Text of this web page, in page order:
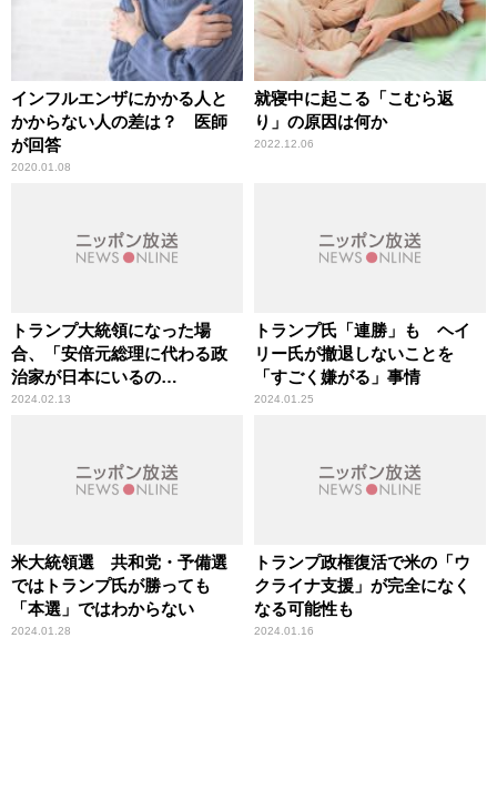
インフルエンザにかかる人と
かからない人の差は？ 医師
が回答
2020.01.08
就寝中に起こる「こむら返
り」の原因は何か
2022.12.06
トランプ大統領になった場
合、「安倍元総理に代わる政
治家が日本にいるの
か……」 石原宏高議員が
2024.02.13
トランプ氏「連勝」も ヘイ
リー氏が撤退しないことを
「すごく嫌がる」事情
2024.01.25
米大統領選 共和党・予備選
ではトランプ氏が勝っても
「本選」ではわからない
2024.01.28
トランプ政権復活で米の「ウ
クライナ支援」が完全になく
なる可能性も
2024.01.16